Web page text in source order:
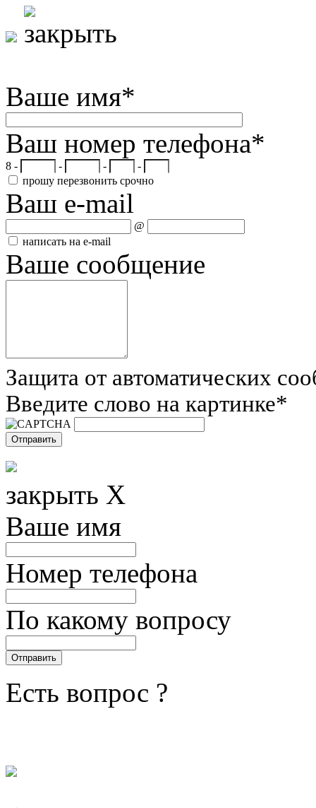
Ваше имя*
Ваш номер телефона*
8 - - -
-
прошу перезвонить срочно
Ваш e-mail
@
написать на e-mail
Ваше сообщение
Защита от автоматических
Введите слово на картинке*
закрыть X
Ваше имя
Номер телефона
По какому вопросу
Есть вопрос ?